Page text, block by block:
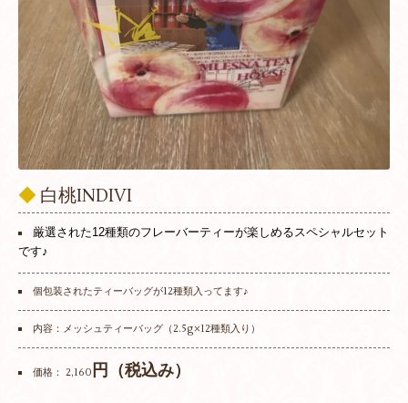
◆ 白桃INDIVI
厳選された12種類のフレーバーティーが楽しめるスペシャルセット
です♪
個包装されたティーバッグが12種類入ってます♪
内容：メッシュティーバッグ（2.5g×12種類入り）
価格： 2,160 円（税込み）